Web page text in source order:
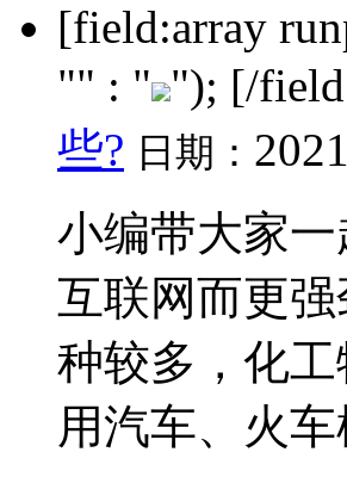
[field:array
"" : " "); [/
些? 日期：
小编带大家
互联网而更
种较多，化
用汽车、火